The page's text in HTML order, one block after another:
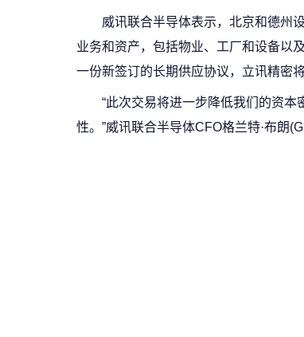
威讯联合半导体表示，北京和德州
业务和资产，包括物业、工厂和设备以
一份新签订的长期供应协议，立讯精密
“此次交易将进一步降低我们的资
性。”威讯联合半导体CFO格兰特·布朗